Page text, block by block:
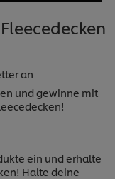
an
und gewinne mit
ein und erhalte
Halte deine